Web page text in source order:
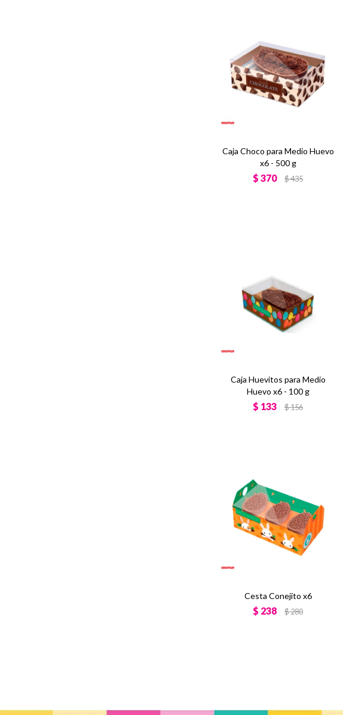
Caja Choco para Medio Huevo
x6 - 500 g
$ 370 $435
Caja Huevitos para Medio
Huevo x6 - 100 g
$ 133 $156
Cesta Conejito x6
$ 238 $280